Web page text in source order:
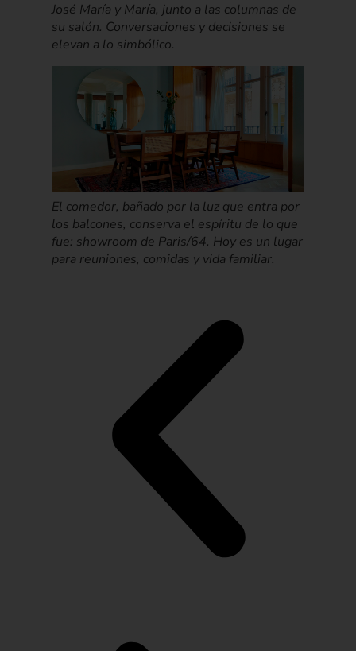
José María y María, junto a las columnas de
su salón. Conversaciones y decisiones se
elevan a lo simbólico.
El comedor, bañado por la luz que entra por
los balcones, conserva el espíritu de lo que
fue: showroom de Paris/64. Hoy es un lugar
para reuniones, comidas y vida familiar.